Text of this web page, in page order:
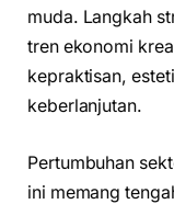
muda. Langkah
tren ekonomi
kepraktisan,
keberlanjutan.
Pertumbuhan
ini memang